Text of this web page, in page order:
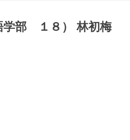
学部 １８） 林初梅